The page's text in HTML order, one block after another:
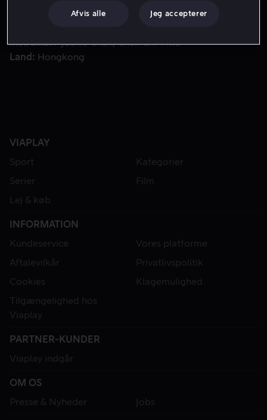
Jackie Chan Maggie Cheung
Instruktør
Jackie Chan Chen Chi-Hwa
Land
Hongkong
VIAPLAY
Sport
Kategorier
Serier
Film
Lej & køb
INFORMATION
Kundeservice
Vores platforme
Aftalevilkår
Privatlivspolitik
Cookies
Klagemulighed
Tilgængelighed hos
Viaplay
PARTNER-KUNDER
Viaplay indgår
OM OS
Presse & Nyheder
Jobs
Afvis alle Jeg accepterer